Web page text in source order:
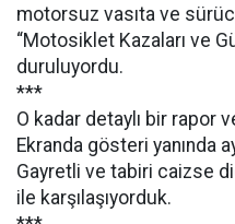
motorsuz vasıta ve
“Motosiklet Kazaları ve
duruluyordu.
***
O kadar detaylı bir rapor
Ekranda gösteri yanında
Gayretli ve tabiri caizse
ile karşılaşıyorduk.